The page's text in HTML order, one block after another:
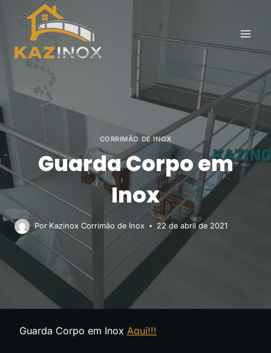
para
Conteúdo
CORRIMÃO DE INOX
Guarda Corpo em
Inox
Por Kazinox Corrimão de Inox 22 de abril de 2021
Guarda Corpo em Inox Aqui!!!